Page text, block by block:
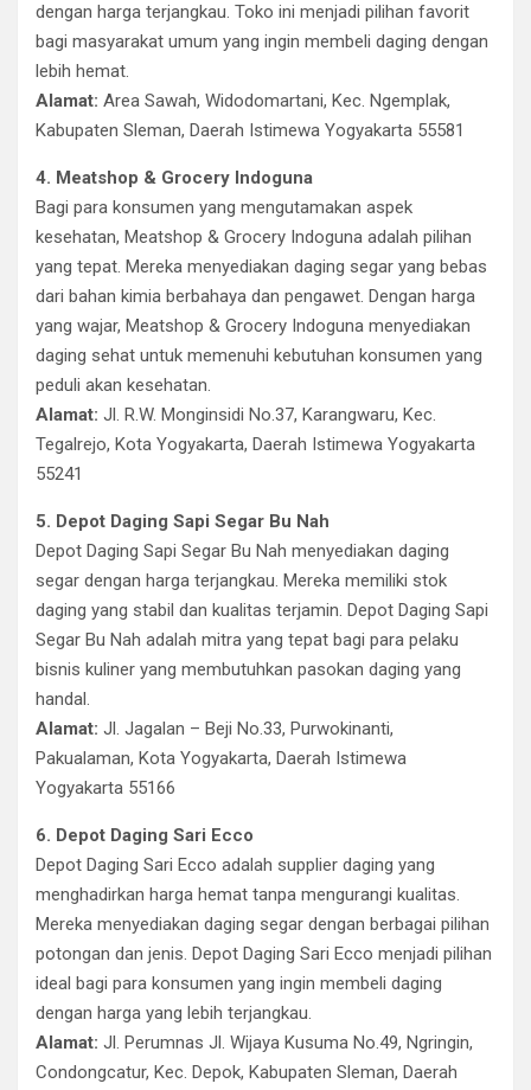
dengan harga terjangkau. Toko ini menjadi pilihan favorit
bagi masyarakat umum yang ingin membeli daging dengan
lebih hemat.
Alamat: Area Sawah, Widodomartani, Kec. Ngemplak,
Kabupaten Sleman, Daerah Istimewa Yogyakarta 55581
4. Meatshop & Grocery Indoguna
Bagi para konsumen yang mengutamakan aspek
kesehatan, Meatshop & Grocery Indoguna adalah pilihan
yang tepat. Mereka menyediakan daging segar yang bebas
dari bahan kimia berbahaya dan pengawet. Dengan harga
yang wajar, Meatshop & Grocery Indoguna menyediakan
daging sehat untuk memenuhi kebutuhan konsumen yang
peduli akan kesehatan.
Alamat: Jl. R.W. Monginsidi No.37, Karangwaru, Kec.
Tegalrejo, Kota Yogyakarta, Daerah Istimewa Yogyakarta
55241
5. Depot Daging Sapi Segar Bu Nah
Depot Daging Sapi Segar Bu Nah menyediakan daging
segar dengan harga terjangkau. Mereka memiliki stok
daging yang stabil dan kualitas terjamin. Depot Daging Sapi
Segar Bu Nah adalah mitra yang tepat bagi para pelaku
bisnis kuliner yang membutuhkan pasokan daging yang
handal.
Alamat: Jl. Jagalan – Beji No.33, Purwokinanti,
Pakualaman, Kota Yogyakarta, Daerah Istimewa
Yogyakarta 55166
6. Depot Daging Sari Ecco
Depot Daging Sari Ecco adalah supplier daging yang
menghadirkan harga hemat tanpa mengurangi kualitas.
Mereka menyediakan daging segar dengan berbagai pilihan
potongan dan jenis. Depot Daging Sari Ecco menjadi pilihan
ideal bagi para konsumen yang ingin membeli daging
dengan harga yang lebih terjangkau.
Alamat: Jl. Perumnas Jl. Wijaya Kusuma No.49, Ngringin,
Condongcatur, Kec. Depok, Kabupaten Sleman, Daerah